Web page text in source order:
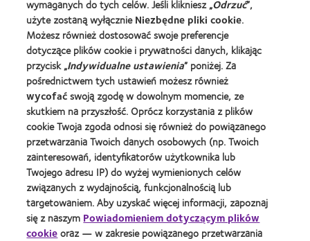
uzyskać spersonalizowaną rekomendację, które
soczewki CooperVision najlepiej spełnią Twoje
potrzeby.
ROZWIĄŻ NASZ QUIZ
To jest wyrób medyczny.
Używaj go zgodnie z
wymaganych do tych celów. Jeśli klikniesz „Odrzuć”,
użyte zostaną wyłącznieNiezbędne pliki cookie.
Możesz również dostosować swoje preferencje
dotyczące plików cookie i prywatności danych, klikając
przycisk „Indywidualne ustawienia” poniżej. Za
pośrednictwem tych ustawień możesz również
wycofaćswoją zgodę w dowolnym momencie, ze
skutkiem na przyszłość. Oprócz korzystania z plików
cookie Twoja zgoda odnosi się również do powiązanego
przetwarzania Twoich danych osobowych (np. Twoich
zainteresowań, identyfikatorów użytkownika lub
Twojego adresu IP) do wyżej wymienionych celów
związanych z wydajnością, funkcjonalnością lub
targetowaniem. Aby uzyskać więcej informacji, zapoznaj
się z naszym Powiadomieniem dotyczącym plików
cookieoraz — w zakresie powiązanego przetwarzania